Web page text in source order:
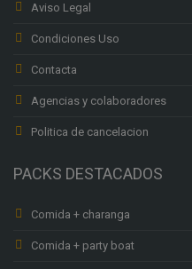
Aviso Legal
Condiciones Uso
Contacta
Agencias y colaboradores
Politica de cancelacion
PACKS DESTACADOS
Comida + charanga
Comida + party boat